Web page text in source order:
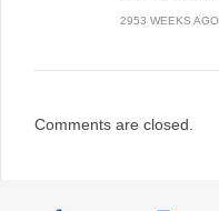
2953 WEEKS
Comments are closed.